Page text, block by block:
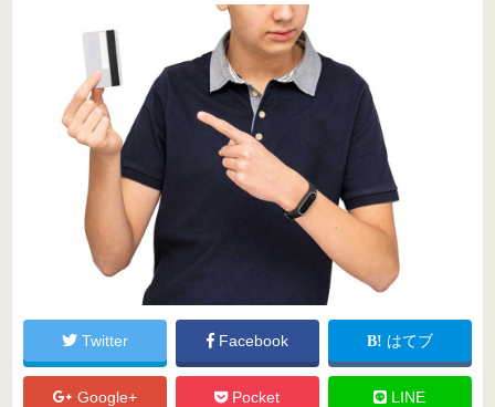
000万枚
突破
Twitter Facebook はてブ
Google+ Pocket LINE